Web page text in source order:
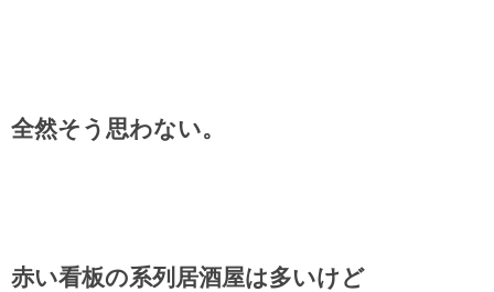
全然そう思わない。
赤い看板の系列居酒屋は多いけど